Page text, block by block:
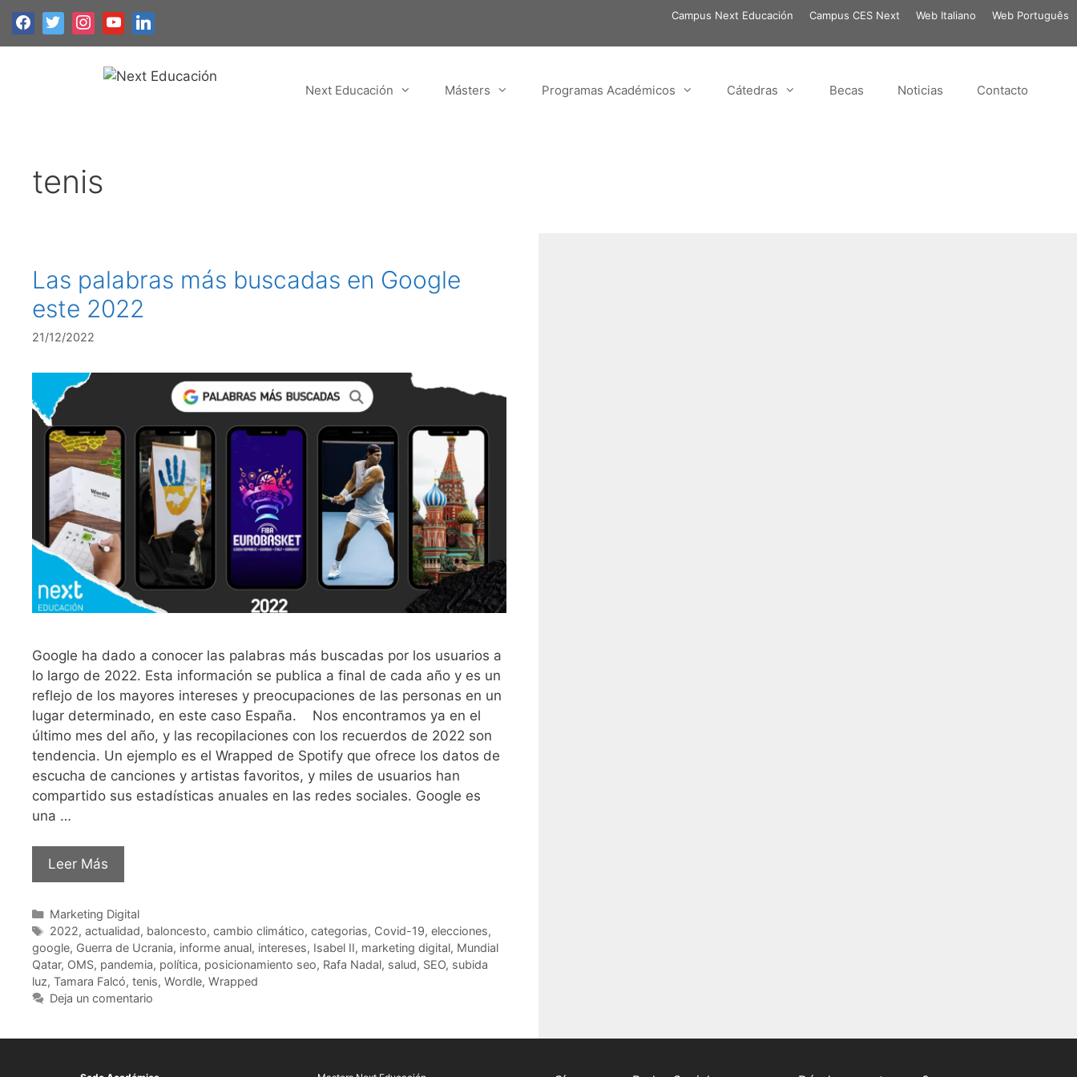
Campus Next Educación Campus CES Next Web Italiano Web Português
Next Educación Másters Programas Académicos Cátedras Becas Noticias Contacto
tenis
Las palabras más buscadas en Google
este 2022
21/12/2022
Google ha dado a conocer las palabras más buscadas por los usuarios a
lo largo de 2022. Esta información se publica a final de cada año y es un
reflejo de los mayores intereses y preocupaciones de las personas en un
lugar determinado, en este caso España. Nos encontramos ya en el
último mes del año, y las recopilaciones con los recuerdos de 2022 son
tendencia. Un ejemplo es el Wrapped de Spotify que ofrece los datos de
escucha de canciones y artistas favoritos, y miles de usuarios han
compartido sus estadísticas anuales en las redes sociales. Google es
una …
Leer Más
Marketing Digital
2022, actualidad, baloncesto, cambio climático, categorias, Covid-19, elecciones,
google, Guerra de Ucrania, informe anual, intereses, Isabel II, marketing digital, Mundial
Qatar, OMS, pandemia, política, posicionamiento seo, Rafa Nadal, salud, SEO, subida
luz, Tamara Falcó, tenis, Wordle, Wrapped
Deja un comentario